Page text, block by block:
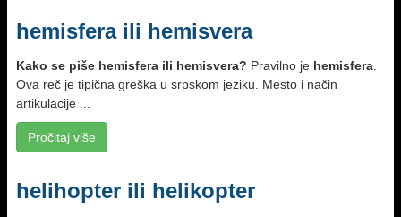
hemisfera ili hemisvera
Kako se piše hemisfera ili hemisvera? Pravilno je hemisfera
Ova reč je tipična greška u srpskom jeziku. Mesto i način
artikulacije ...
Pročitaj više
helihopter ili helikopter